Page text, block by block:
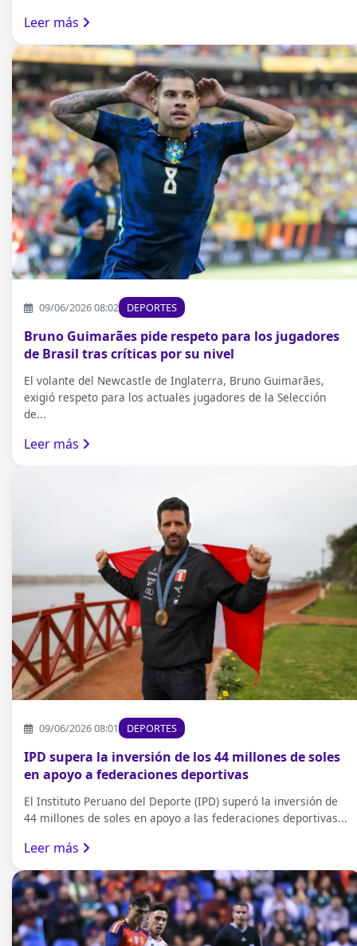
Leer más
09/06/2026 08:02 DEPORTES
Bruno Guimarães pide respeto para los jugadores
de Brasil tras críticas por su nivel
El volante del Newcastle de Inglaterra, Bruno Guimarães,
exigió respeto para los actuales jugadores de la Selección
de...
Leer más
09/06/2026 08:01 DEPORTES
IPD supera la inversión de los 44 millones de soles
en apoyo a federaciones deportivas
El Instituto Peruano del Deporte (IPD) superó la inversión de
44 millones de soles en apoyo a las federaciones deportivas...
Leer más